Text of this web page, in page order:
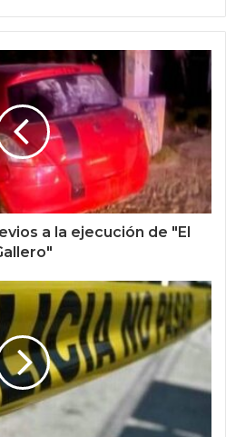
a la ejecución de "El